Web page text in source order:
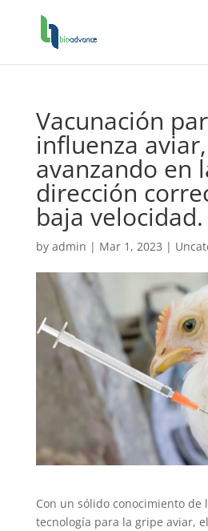
Vacunación
influenza aviar,
avanzando en
dirección
baja velocidad.
by admin | Mar 1, 2023 |
Con un sólido conocimiento de
tecnología para la gripe aviar,